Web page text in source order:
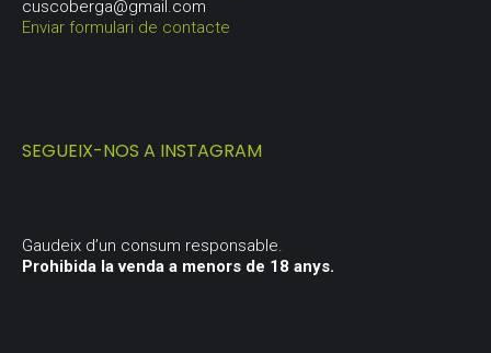
cuscoberga@gmail.com
Enviar formulari de contacte
SEGUEIX-NOS A INSTAGRAM
Gaudeix d’un consum responsable.
Prohibida la venda a menors de 18 anys.